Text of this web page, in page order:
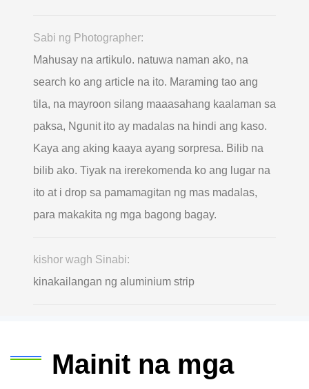
Sabi ng Photographer:
Mahusay na artikulo. natuwa naman ako, na
search ko ang article na ito. Maraming tao ang
tila, na mayroon silang maaasahang kaalaman sa
paksa, Ngunit ito ay madalas na hindi ang kaso.
Kaya ang aking kaaya ayang sorpresa. Bilib na
bilib ako. Tiyak na irerekomenda ko ang lugar na
ito at i drop sa pamamagitan ng mas madalas,
para makakita ng mga bagong bagay.
kishor wagh Sinabi:
kinakailangan ng aluminium strip
Mainit na mga